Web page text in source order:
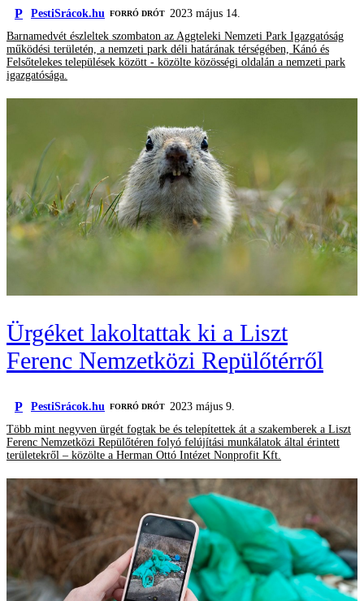
P PestiSrácok.hu FORRÓ DRÓT
2023 május 14.
Barnamedvét észleltek szombaton az Aggteleki Nemzeti Park Igazgatóság
működési területén, a nemzeti park déli határának térségében, Kánó és
Felsőtelekes települések között - közölte közösségi oldalán a nemzeti park
igazgatósága.
Ürgéket lakoltattak ki a Liszt
Ferenc Nemzetközi Repülőtérről
P PestiSrácok.hu FORRÓ DRÓT
2023 május 9.
Több mint negyven ürgét fogtak be és telepítettek át a szakemberek a Liszt
Ferenc Nemzetközi Repülőtéren folyó felújítási munkálatok által érintett
területekről – közölte a Herman Ottó Intézet Nonprofit Kft.